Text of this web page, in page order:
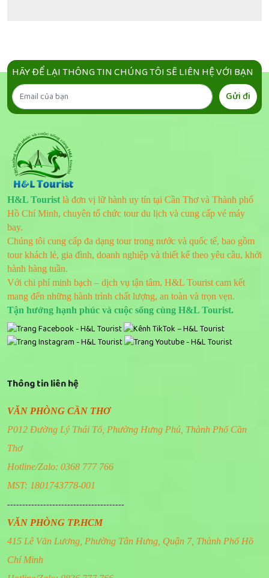
HÃY ĐỂ LẠI THÔNG TIN CHÚNG TÔI SẼ LIÊN HỆ VỚI BẠN
Gửi đi
H&L Tourist là đơn vị lữ hành uy tín tại Cần Thơ và Thành phố
Hồ Chí Minh, chuyên tổ chức tour du lịch và cung cấp vé máy
bay.
Chúng tôi cung cấp đa dạng tour trong nước và quốc tế, bao gồm
tour khách lẻ, gia đình, doanh nghiệp và thiết kế theo yêu cầu, khởi
hành hàng tuần.
Với chi phí minh bạch – dịch vụ tận tâm, H&L Tourist cam kết
mang đến những hành trình chất lượng, an toàn và trọn vẹn.
Tận hưởng hạnh phúc và cuộc sống cùng H&L Tourist.
Thông tin liên hệ
VĂN PHÒNG CẦN THƠ
P012 Đường Lý Thái Tổ, Phường Hưng Phú, Thành Phố Cần
Thơ
Hotline/Zalo: 0368 777 766
MST: 1801743778-001
---------------------------------------
VĂN PHÒNG TP.HCM
415 Lê Văn Lương, Phường Tân Hưng, Quận 7, Thành Phố Hồ
Chí Minh